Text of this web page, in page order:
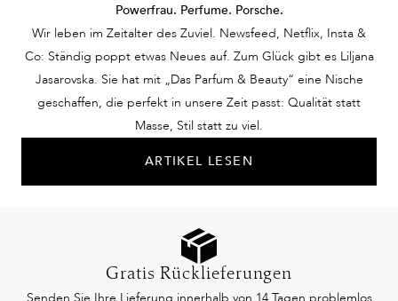
Powerfrau. Perfume. Porsche.
Wir leben im Zeitalter des Zuviel. Newsfeed, Netflix, Insta &
Co: Ständig poppt etwas Neues auf. Zum Glück gibt es Liljana
Jasarovska. Sie hat mit „Das Parfum & Beauty“ eine Nische
geschaffen, die perfekt in unsere Zeit passt: Qualität statt
Masse, Stil statt zu viel.
ARTIKEL LESEN
Gratis Rücklieferungen